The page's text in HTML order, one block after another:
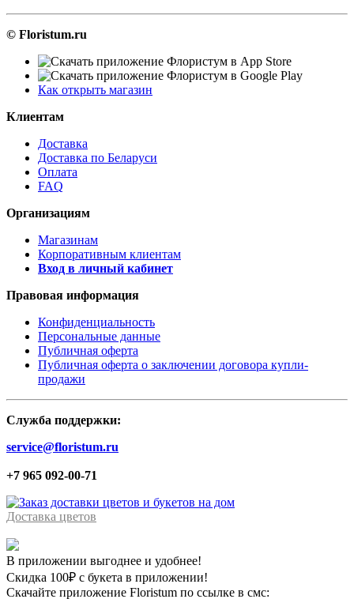
© Floristum.ru
Как открыть магазин
Клиентам
Доставка
Доставка по Беларуси
Оплата
FAQ
Организациям
Магазинам
Корпоративным клиентам
Вход в личный кабинет
Правовая информация
Конфиденциальность
Персональные данные
Публичная оферта
Публичная оферта о заключении договора купли-
продажи
Служба поддержки:
service@floristum.ru
+7 965 092-00-71
Доставка цветов
В приложении выгоднее и удобнее!
Скидка 100₽ с букета в приложении!
Скачайте приложение Floristum по ссылке в смс: